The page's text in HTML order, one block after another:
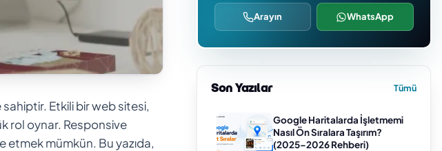
Etkili bir web sitesi,
rol oynar. Responsive
etmek mümkün. Bu yazıda,
Arayın WhatsApp
Son Yazılar Tümü
Google Haritalarda İşletmemi
Nasıl Ön Sıralara Taşırım?
(2025–2026 Rehberi)